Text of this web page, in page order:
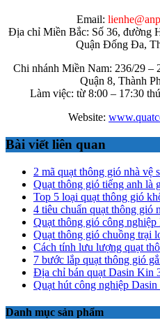
Email:
Địa chỉ Miền Bắc: Số 36, đường
Quận Đống Đa,
Chi nhánh Miền Nam: 236/29 –
Quận 8, Thành
Làm việc: từ 8:00 – 17:30
Website:
Bài viết liên quan
2 mã quạt thông gió nhà vệ
Quạt thông gió tiếng anh là
Top 5 loại quạt thông gió
4 tiêu chuẩn quạt thông gió
Quạt thông gió công
Quạt thông gió chuồng trại
Cách tính lưu lượng quạt
7 bước lắp quạt thông gió
Địa chỉ bán quạt Dasin Kin
Quạt hút công nghiệp
Danh mục sản phẩm